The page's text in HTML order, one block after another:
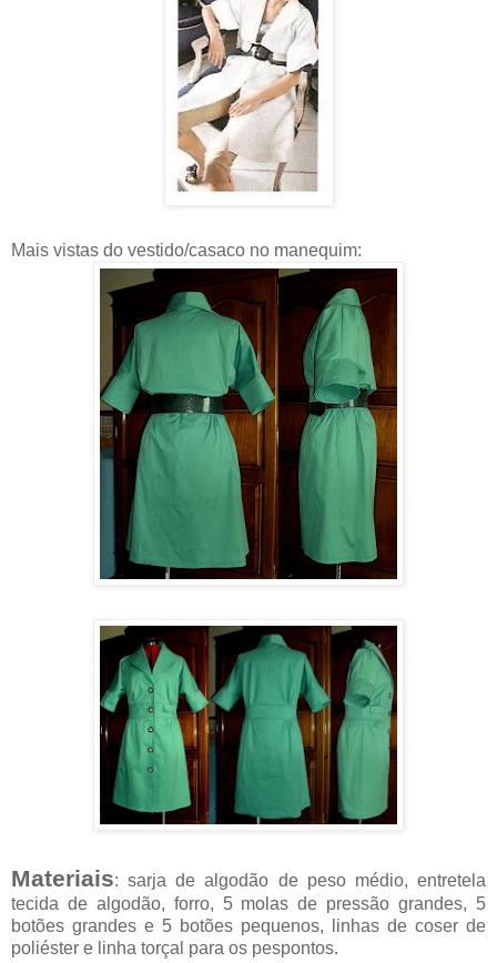
Mais vistas do vestido/casaco no manequim:
Materiais: sarja de algodão de peso médio, entretela
tecida de algodão, forro, 5 molas de pressão grandes, 5
botões grandes e 5 botões pequenos, linhas de coser de
poliéster e linha torçal para os pespontos.